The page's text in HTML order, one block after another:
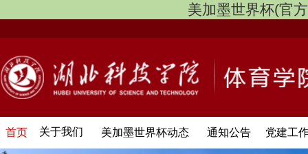
美加墨世界杯(官
首页 关于我们 美加墨世界杯动态 通知公告 党建工